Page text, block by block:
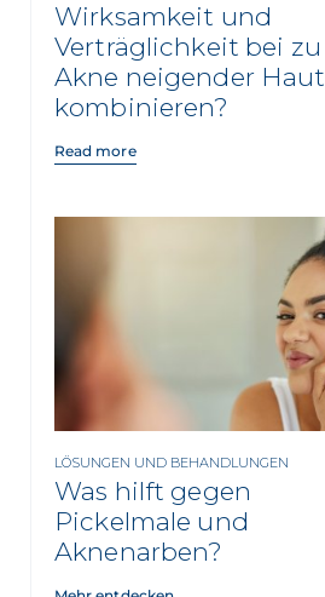
Wirksamkeit und
Verträglichkeit bei zu
Akne neigender Haut
kombinieren?
Read more
LÖSUNGEN UND BEHANDLUNGEN
Was hilft gegen
Pickelmale und
Aknenarben?